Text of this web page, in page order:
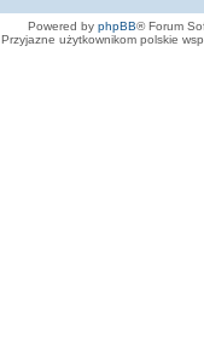
Powered by phpBB® Forum
Przyjazne użytkownikom polskie